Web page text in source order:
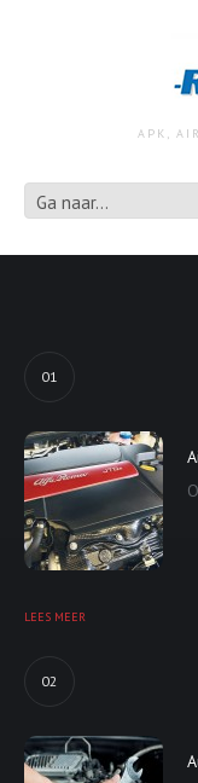
APK,
01
LEES MEER
02